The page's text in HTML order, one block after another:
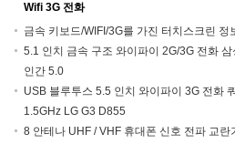
Wifi 3G 전화
금속 키보드/WIFI/3G를 가진 터치스크린 정
5.1 인치 금속 구조 와이파이 2G/3G 전화
인간 5.0
USB 블루투스 5.5 인치 와이파이 3G 전화
1.5GHz LG G3 D855
8 안테나 UHF / VHF 휴대폰 신호 전파 교란